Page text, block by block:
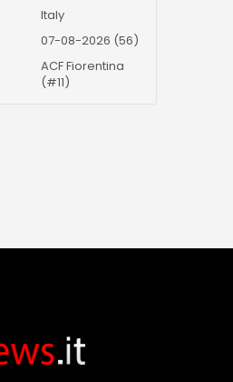
Italy
07-08-2026 (56)
ACF Fiorentina
(#11)